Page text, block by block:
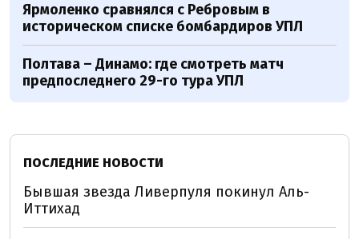
Ярмоленко сравнялся с Ребровым в
историческом списке бомбардиров УПЛ
Полтава – Динамо: где смотреть матч
предпоследнего 29-го тура УПЛ
ПОСЛЕДНИЕ НОВОСТИ
Бывшая звезда Ливерпуля покинул Аль-
Иттихад